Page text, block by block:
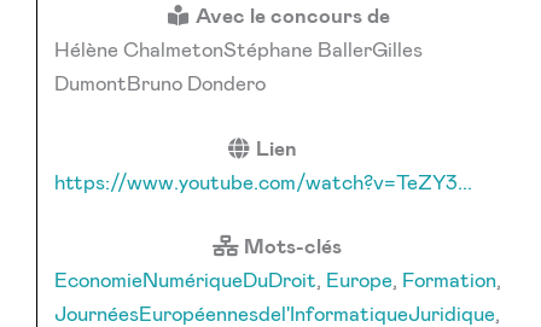
Avec le concours de
Hélène ChalmetonStéphane BallerGilles
DumontBruno Dondero
Lien
https://www.youtube.com/watch?v=TeZY3...
Mots-clés
EconomieNumériqueDuDroit, Europe, Formation,
JournéesEuropéennesdel'InformatiqueJuridique,